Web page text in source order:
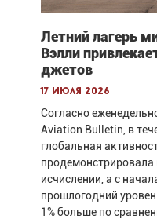
Летний лагерь
Вэлли
джетов
17 июля 2026
Согласно
Aviation Bulletin, в
глобальная
продемонстрировала
исчислении, а с
прошлогодний
1% больше по